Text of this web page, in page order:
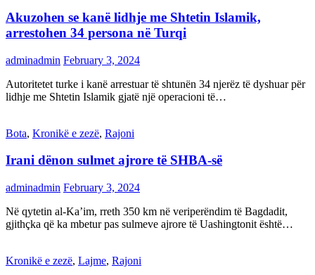
Akuzohen se kanë lidhje me Shtetin Islamik,
arrestohen 34 persona në Turqi
adminadmin February 3, 2024
Autoritetet turke i kanë arrestuar të shtunën 34 njerëz të dyshuar për
lidhje me Shtetin Islamik gjatë një operacioni të…
Bota, Kronikë e zezë, Rajoni
Irani dënon sulmet ajrore të SHBA-së
adminadmin February 3, 2024
Në qytetin al-Ka’im, rreth 350 km në veriperëndim të Bagdadit,
gjithçka që ka mbetur pas sulmeve ajrore të Uashingtonit është…
Kronikë e zezë, Lajme, Rajoni